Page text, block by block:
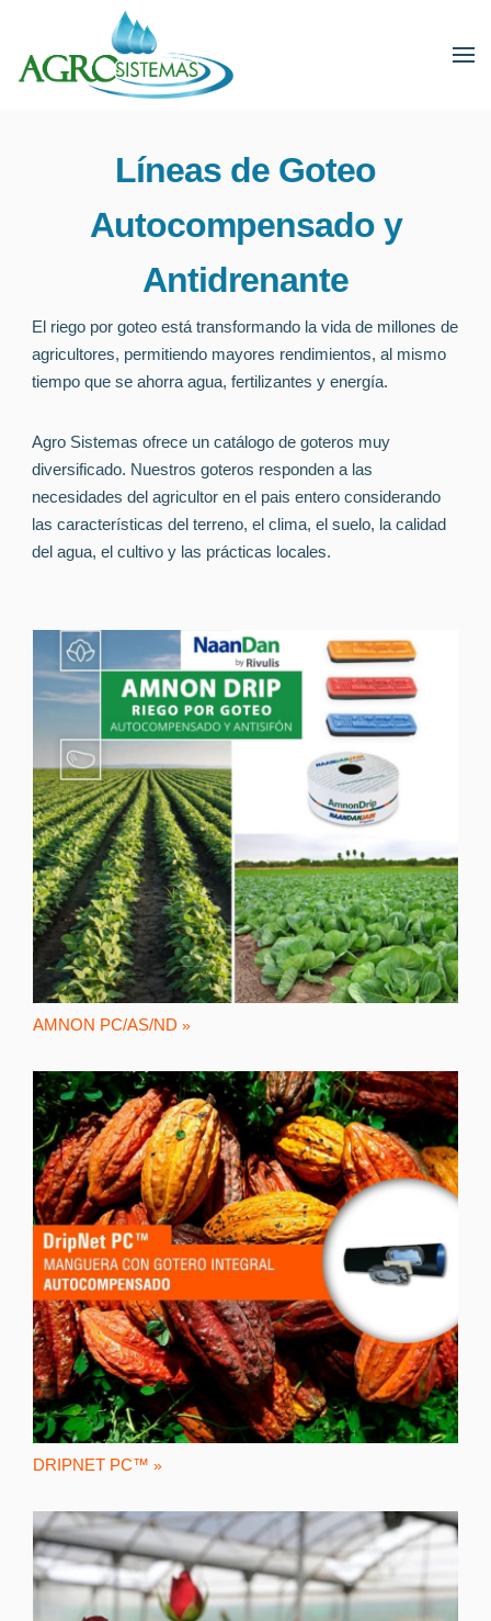
Líneas de Goteo
Autocompensado y
Antidrenante
El riego por goteo está transformando la vida de millones de
agricultores, permitiendo mayores rendimientos, al mismo
tiempo que se ahorra agua, fertilizantes y energía.
Agro Sistemas ofrece un catálogo de goteros muy
diversificado. Nuestros goteros responden a las
necesidades del agricultor en el pais entero considerando
las características del terreno, el clima, el suelo, la calidad
del agua, el cultivo y las prácticas locales.
AMNON PC/AS/ND
DRIPNET PC™